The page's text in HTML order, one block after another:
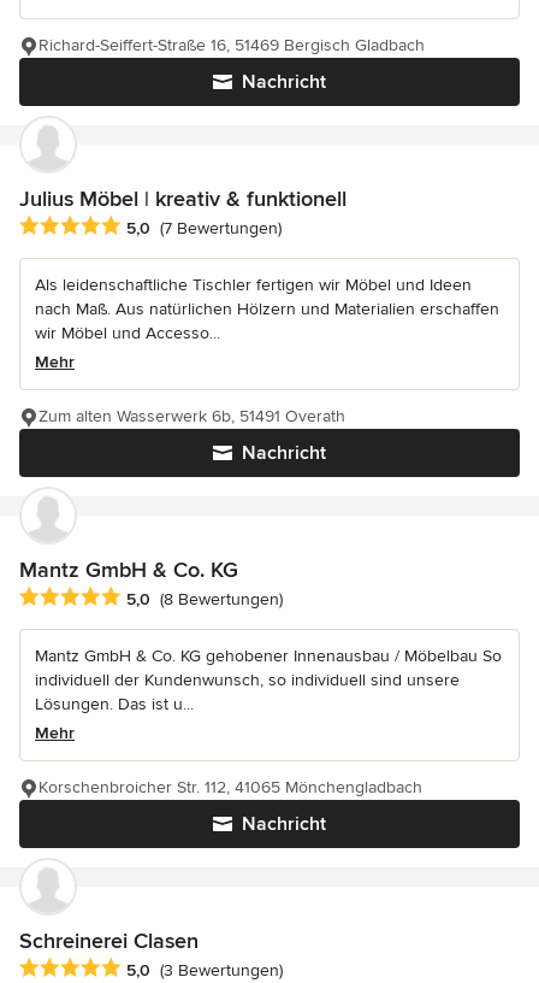
Nachricht
Richard-Seiffert-Straße 16, 51469 Bergisch Gladbach
Julius Möbel | kreativ & funktionell
Durchschnittliche Bewertung: 5 von 5 Sternen
5,0 (7 Bewertungen)
Als leidenschaftliche Tischler fertigen wir Möbel und Ideen
nach Maß. Aus natürlichen Hölzern und Materialien erschaffen
wir Möbel und Accesso...
Mehr
Nachricht
Zum alten Wasserwerk 6b, 51491 Overath
Mantz GmbH & Co. KG
Durchschnittliche Bewertung: 5 von 5 Sternen
5,0 (8 Bewertungen)
Mantz GmbH & Co. KG gehobener Innenausbau / Möbelbau So
individuell der Kundenwunsch, so individuell sind unsere
Lösungen. Das ist u...
Mehr
Nachricht
Korschenbroicher Str. 112, 41065 Mönchengladbach
Schreinerei Clasen
Durchschnittliche Bewertung: 5 von 5 Sternen
5,0 (3 Bewertungen)